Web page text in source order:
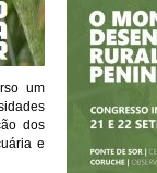
um
dos
e